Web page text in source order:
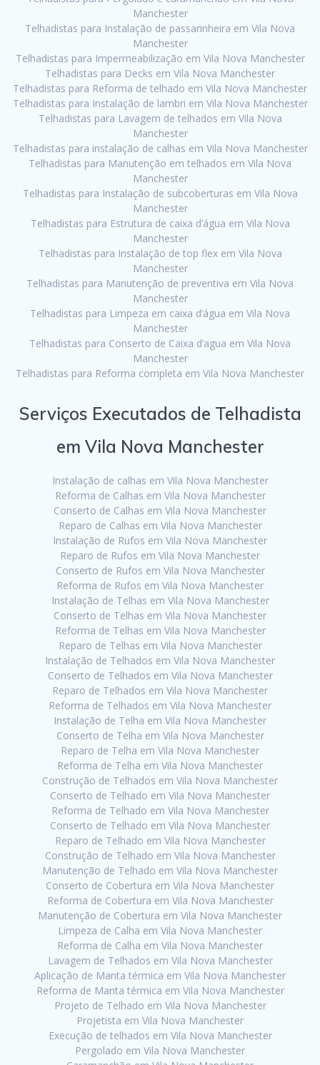
Manchester
Telhadistas para Instalação de passarinheira em Vila Nova
Manchester
Telhadistas para Impermeabilização em Vila Nova Manchester
Telhadistas para Decks em Vila Nova Manchester
Telhadistas para Reforma de telhado em Vila Nova Manchester
Telhadistas para Instalação de lambri em Vila Nova Manchester
Telhadistas para Lavagem de telhados em Vila Nova
Manchester
Telhadistas para instalação de calhas em Vila Nova Manchester
Telhadistas para Manutenção em telhados em Vila Nova
Manchester
Telhadistas para Instalação de subcoberturas em Vila Nova
Manchester
Telhadistas para Estrutura de caixa d’água em Vila Nova
Manchester
Telhadistas para Instalação de top flex em Vila Nova
Manchester
Telhadistas para Manutenção de preventiva em Vila Nova
Manchester
Telhadistas para Limpeza em caixa d’água em Vila Nova
Manchester
Telhadistas para Conserto de Caixa d’agua em Vila Nova
Manchester
Telhadistas para Reforma completa em Vila Nova Manchester
Serviços Executados de Telhadista
em Vila Nova Manchester
Instalação de calhas em Vila Nova Manchester
Reforma de Calhas em Vila Nova Manchester
Conserto de Calhas em Vila Nova Manchester
Reparo de Calhas em Vila Nova Manchester
Instalação de Rufos em Vila Nova Manchester
Reparo de Rufos em Vila Nova Manchester
Conserto de Rufos em Vila Nova Manchester
Reforma de Rufos em Vila Nova Manchester
Instalação de Telhas em Vila Nova Manchester
Conserto de Telhas em Vila Nova Manchester
Reforma de Telhas em Vila Nova Manchester
Reparo de Telhas em Vila Nova Manchester
Instalação de Telhados em Vila Nova Manchester
Conserto de Telhados em Vila Nova Manchester
Reparo de Telhados em Vila Nova Manchester
Reforma de Telhados em Vila Nova Manchester
Instalação de Telha em Vila Nova Manchester
Conserto de Telha em Vila Nova Manchester
Reparo de Telha em Vila Nova Manchester
Reforma de Telha em Vila Nova Manchester
Construção de Telhados em Vila Nova Manchester
Conserto de Telhado em Vila Nova Manchester
Reforma de Telhado em Vila Nova Manchester
Conserto de Telhado em Vila Nova Manchester
Reparo de Telhado em Vila Nova Manchester
Construção de Telhado em Vila Nova Manchester
Manutenção de Telhado em Vila Nova Manchester
Conserto de Cobertura em Vila Nova Manchester
Reforma de Cobertura em Vila Nova Manchester
Manutenção de Cobertura em Vila Nova Manchester
Limpeza de Calha em Vila Nova Manchester
Reforma de Calha em Vila Nova Manchester
Lavagem de Telhados em Vila Nova Manchester
Aplicação de Manta térmica em Vila Nova Manchester
Reforma de Manta térmica em Vila Nova Manchester
Projeto de Telhado em Vila Nova Manchester
Projetista em Vila Nova Manchester
Execução de telhados em Vila Nova Manchester
Pergolado em Vila Nova Manchester